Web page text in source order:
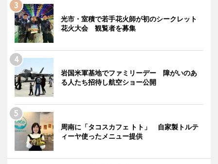
光市・室積で若手花火師が初のシークレット
花火大会 観覧者を募集
岩国米軍基地でファミリーデー 障がいのあ
る人たち招待し航空ショー公開
周南に「タコスカフェ トト」 自家製トルテ
ィーヤ使ったメニュー提供